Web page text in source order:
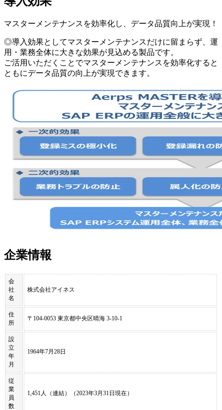
マスターメンテナンスを効率化し、データ品質向上が実現！
◎導入効果としてマスターメンテナンスだけに留まらず、運
用・業務全体に大きな効果が見込める製品です。
ご活用いただくことでマスターメンテナンスを効率化すると
ともにデータ品質の向上が実現できます。
企業情報
会
社
名
株式会社アイネス
住
所
〒104-0053 東京都中央区晴海 3-10-1
設
立
年
月
1964年7月28日
従
業
員
数
1,451人（連結）（2023年3月31日現在）